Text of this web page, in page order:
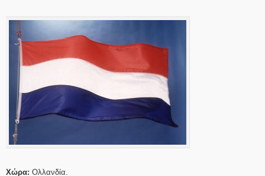
Χώρα: Ολλανδία.